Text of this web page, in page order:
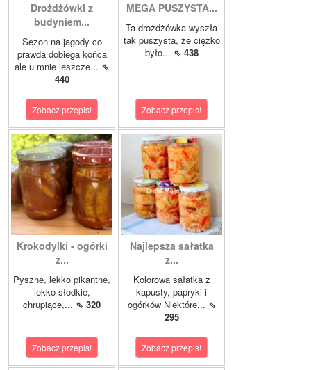
Drożdżówki z
budyniem...
Sezon na jagody co
prawda dobiega końca
ale u mnie jeszcze... ⇖
440
Zobacz przepis!
MEGA PUSZYSTA...
Ta drożdżówka wyszła
tak puszysta, że ciężko
było... ⇖ 438
Zobacz przepis!
Krokodylki - ogórki
z...
Pyszne, lekko pikantne,
lekko słodkie,
chrupiące,... ⇖ 320
Zobacz przepis!
Najlepsza sałatka
z...
Kolorowa sałatka z
kapusty, papryki i
ogórków Niektóre... ⇖
295
Zobacz przepis!